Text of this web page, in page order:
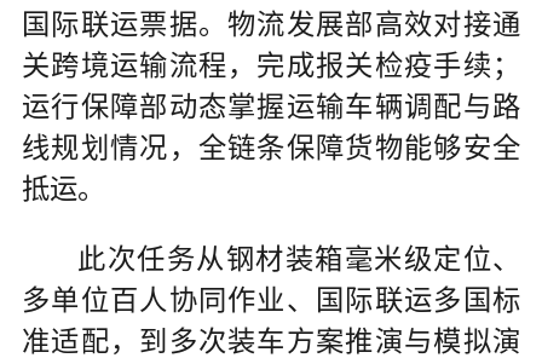
国际联运票据。物流发展部高效对接通
关跨境运输流程，完成报关检疫手续；
运行保障部动态掌握运输车辆调配与路
线规划情况，全链条保障货物能够安全
抵运。
此次任务从钢材装箱毫米级定位、
多单位百人协同作业、国际联运多国标
准适配，到多次装车方案推演与模拟演